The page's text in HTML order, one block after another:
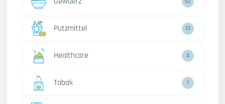
Putzmittel 13
Healthcare 4
Tabak 1